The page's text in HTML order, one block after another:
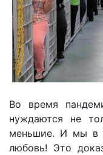
Во время
нуждаются не
меньшие. И мы в
любовь! Это